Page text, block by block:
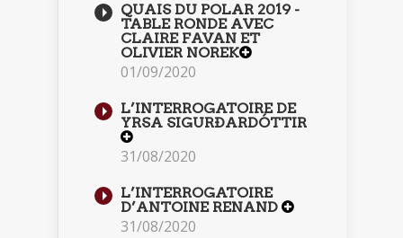
QUAIS DU POLAR 2019 -
TABLE RONDE AVEC
CLAIRE FAVAN ET
OLIVIER NOREK
01/09/2020
L’INTERROGATOIRE DE
YRSA SIGURÐARDÓTTIR
31/08/2020
L’INTERROGATOIRE
D’ANTOINE RENAND
31/08/2020